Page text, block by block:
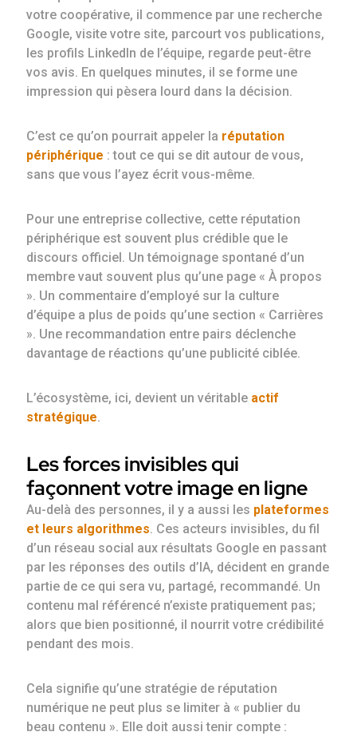
votre coopérative, il commence par une recherche
Google, visite votre site, parcourt vos publications,
les profils LinkedIn de l’équipe, regarde peut-être
vos avis. En quelques minutes, il se forme une
impression qui pèsera lourd dans la décision.
C’est ce qu’on pourrait appeler la réputation
périphérique : tout ce qui se dit autour de vous,
sans que vous l’ayez écrit vous-même.
Pour une entreprise collective, cette réputation
périphérique est souvent plus crédible que le
discours officiel. Un témoignage spontané d’un
membre vaut souvent plus qu’une page « À propos
». Un commentaire d’employé sur la culture
d’équipe a plus de poids qu’une section « Carrières
». Une recommandation entre pairs déclenche
davantage de réactions qu’une publicité ciblée.
L’écosystème, ici, devient un véritable actif
stratégique.
Les forces invisibles qui
façonnent votre image en ligne
Au-delà des personnes, il y a aussi les plateformes
et leurs algorithmes. Ces acteurs invisibles, du fil
d’un réseau social aux résultats Google en passant
par les réponses des outils d’IA, décident en grande
partie de ce qui sera vu, partagé, recommandé. Un
contenu mal référencé n’existe pratiquement pas;
alors que bien positionné, il nourrit votre crédibilité
pendant des mois.
Cela signifie qu’une stratégie de réputation
numérique ne peut plus se limiter à « publier du
beau contenu ». Elle doit aussi tenir compte :